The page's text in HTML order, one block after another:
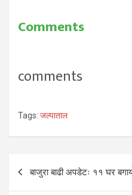
Comments
comments
Tags: जल्पाताल
Post
navigation
बाजुरा बाढी अपडेटः ११ घर